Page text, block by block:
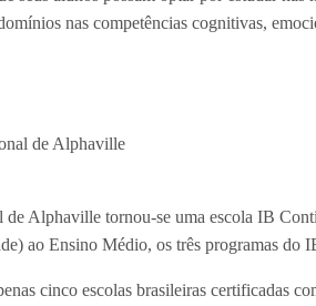
nas competências cognitivas,
Alphaville tornou-se uma escola IB
ao Ensino Médio, os três programas do
cinco escolas brasileiras certificadas